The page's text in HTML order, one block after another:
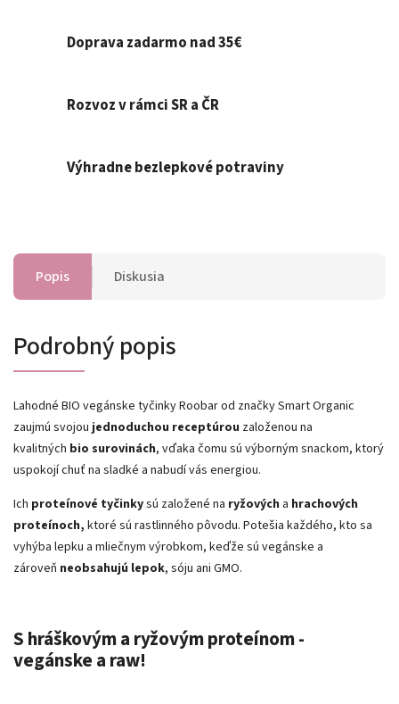
Doprava zadarmo nad 35€
Rozvoz v rámci SR a ČR
Výhradne bezlepkové potraviny
Popis Diskusia
Podrobný popis
Lahodné BIO vegánske tyčinky Roobar od značky Smart Organic
zaujmú svojou jednoduchou receptúrou založenou na
kvalitných bio surovinách, vďaka čomu sú výborným snackom, ktorý
uspokojí chuť na sladké a nabudí vás energiou.
Ich proteínové tyčinkysú založené na ryžových a hrachových
proteínoch, ktoré sú rastlinného pôvodu. Potešia každého, kto sa
vyhýba lepku a mliečnym výrobkom, keďže sú vegánske a
zároveň neobsahujú lepok, sóju ani GMO.
S hráškovým a ryžovým proteínom -
vegánske a raw!